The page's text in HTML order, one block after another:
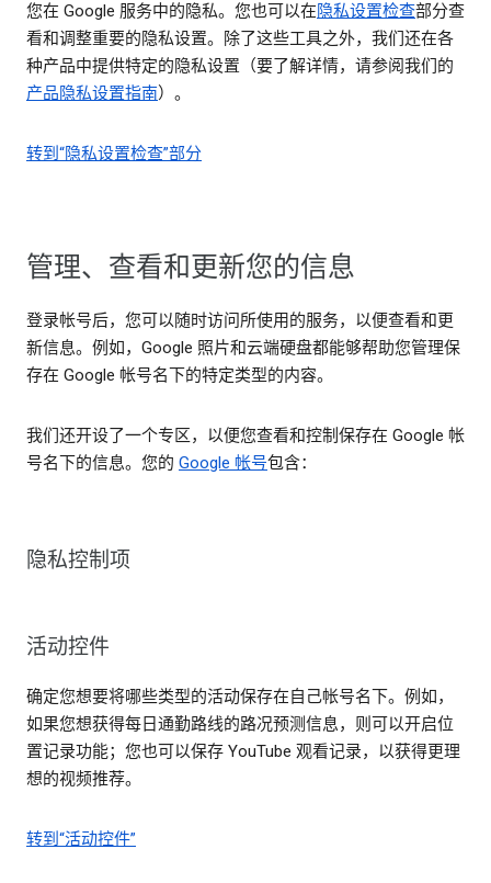
您在 Google 服务中的隐私。您也可以在隐私设置检查部分查
看和调整重要的隐私设置。除了这些工具之外，我们还在各
种产品中提供特定的隐私设置（要了解详情，请参阅我们的
产品隐私设置指南）。
转到“隐私设置检查”部分
管理、查看和更新您的信息
登录帐号后，您可以随时访问所使用的服务，以便查看和更
新信息。例如，Google 照片和云端硬盘都能够帮助您管理保
存在 Google 帐号名下的特定类型的内容。
我们还开设了一个专区，以便您查看和控制保存在 Google 帐
号名下的信息。您的 Google 帐号包含：
隐私控制项
活动控件
确定您想要将哪些类型的活动保存在自己帐号名下。例如，
如果您想获得每日通勤路线的路况预测信息，则可以开启位
置记录功能；您也可以保存 YouTube 观看记录，以获得更理
想的视频推荐。
转到“活动控件”